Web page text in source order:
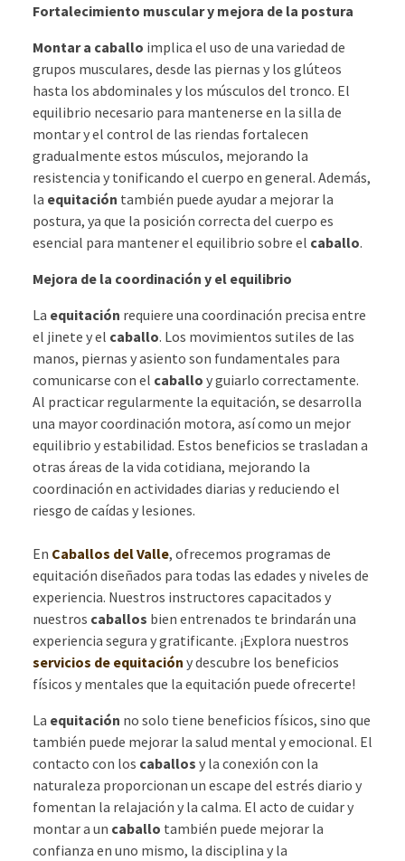
Fortalecimiento muscular y mejora de la postura
Montar a caballo implica el uso de una variedad de
grupos musculares, desde las piernas y los glúteos
hasta los abdominales y los músculos del tronco. El
equilibrio necesario para mantenerse en la silla de
montar y el control de las riendas fortalecen
gradualmente estos músculos, mejorando la
resistencia y tonificando el cuerpo en general. Además,
la equitación también puede ayudar a mejorar la
postura, ya que la posición correcta del cuerpo es
esencial para mantener el equilibrio sobre el caballo.
Mejora de la coordinación y el equilibrio
La equitación requiere una coordinación precisa entre
el jinete y el caballo. Los movimientos sutiles de las
manos, piernas y asiento son fundamentales para
comunicarse con el caballo y guiarlo correctamente.
Al practicar regularmente la equitación, se desarrolla
una mayor coordinación motora, así como un mejor
equilibrio y estabilidad. Estos beneficios se trasladan a
otras áreas de la vida cotidiana, mejorando la
coordinación en actividades diarias y reduciendo el
riesgo de caídas y lesiones.
En Caballos del Valle, ofrecemos programas de
equitación diseñados para todas las edades y niveles de
experiencia. Nuestros instructores capacitados y
nuestros caballos bien entrenados te brindarán una
experiencia segura y gratificante. ¡Explora nuestros
servicios de equitación y descubre los beneficios
físicos y mentales que la equitación puede ofrecerte!
La equitación no solo tiene beneficios físicos, sino que
también puede mejorar la salud mental y emocional. El
contacto con los caballos y la conexión con la
naturaleza proporcionan un escape del estrés diario y
fomentan la relajación y la calma. El acto de cuidar y
montar a un caballo también puede mejorar la
confianza en uno mismo, la disciplina y la